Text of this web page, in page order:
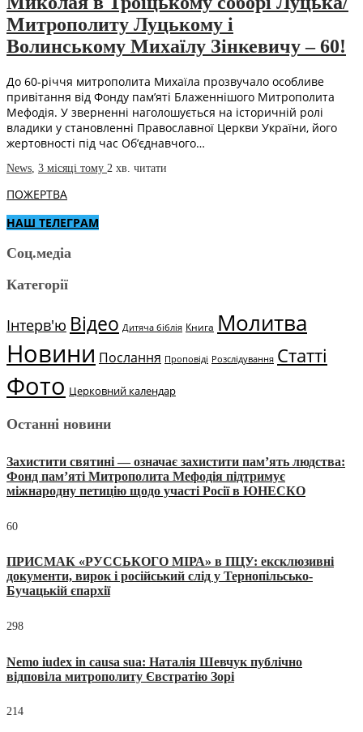
Митрополиту Луцькому і
Волинському Михаїлу Зінкевичу – 60!
До 60-річчя митрополита Михаїла прозвучало особливе
привітання від Фонду пам’яті Блаженнішого Митрополита
Мефодія. У зверненні наголошується на історичній ролі
владики у становленні Православної Церкви України, його
жертовності під час Об’єднавчого…
News, 3 місяці тому 2 хв. читати
ПОЖЕРТВА
НАШ ТЕЛЕГРАМ
Соц.медіа
Категорії
Інтерв'ю Відео Дитяча біблія Книга Молитва
Новини Послання Проповіді Розслідування Статті
Фото Церковний календар
Останні новини
Захистити святині — означає захистити пам’ять людства:
Фонд пам’яті Митрополита Мефодія підтримує
міжнародну петицію щодо участі Росії в ЮНЕСКО
60
ПРИСМАК «РУССЬКОГО МІРА» в ПЦУ: ексклюзивні
документи, вирок і російський слід у Тернопільсько-
Бучацькій єпархії
298
Nemo iudex in causa sua: Наталія Шевчук публічно
відповіла митрополиту Євстратію Зорі
214